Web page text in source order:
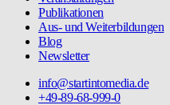
Publikationen
Aus- und Weiterbildungen
Blog
Newsletter
info@startintomedia.de
+49-89-68-999-0